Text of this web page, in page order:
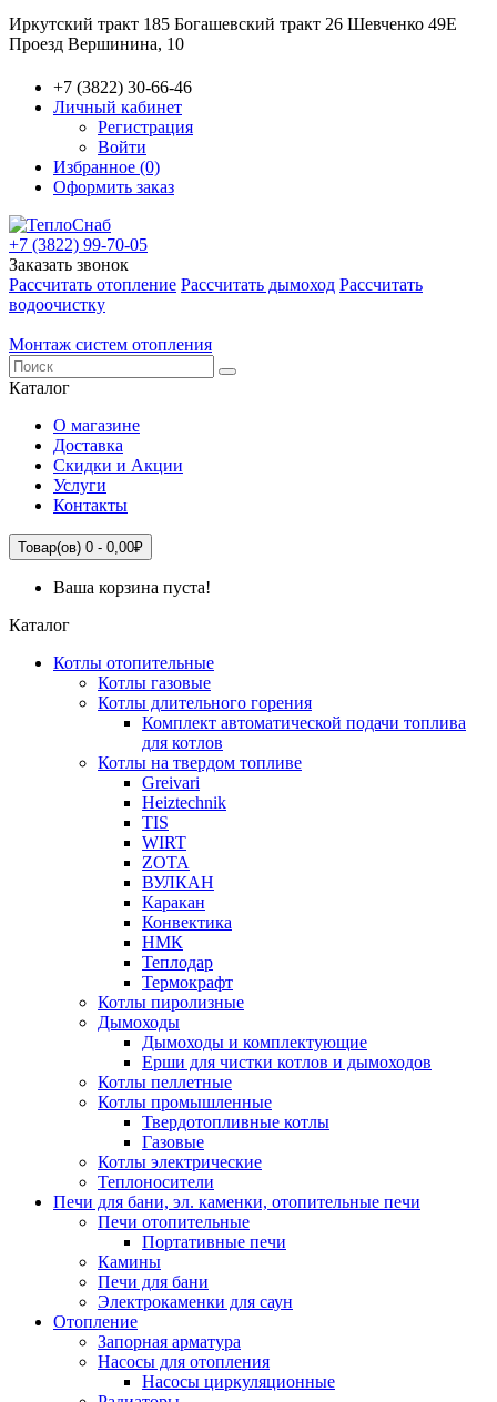
Иркутский тракт 185 Богашевский тракт 26 Шевченко 49Е
Проезд Вершинина, 10
+7 (3822) 30-66-46
Личный кабинет
Регистрация
Войти
Избранное (0)
Оформить заказ
+7 (3822) 99-70-05
Заказать звонок
Рассчитать отопление Рассчитать дымоход Рассчитать
водоочистку
Монтаж систем отопления
Каталог
О магазине
Доставка
Скидки и Акции
Услуги
Контакты
Товар(ов) 0 - 0,00₽
Ваша корзина пуста!
Каталог
Котлы отопительные
Котлы газовые
Котлы длительного горения
Комплект автоматической подачи топлива
для котлов
Котлы на твердом топливе
Greivari
Heiztechnik
TIS
WIRT
ZOTA
ВУЛКАН
Каракан
Конвектика
НМК
Теплодар
Термокрафт
Котлы пиролизные
Дымоходы
Дымоходы и комплектующие
Ерши для чистки котлов и дымоходов
Котлы пеллетные
Котлы промышленные
Твердотопливные котлы
Газовые
Котлы электрические
Теплоносители
Печи для бани, эл. каменки, отопительные печи
Печи отопительные
Портативные печи
Камины
Печи для бани
Электрокаменки для саун
Отопление
Запорная арматура
Насосы для отопления
Насосы циркуляционные